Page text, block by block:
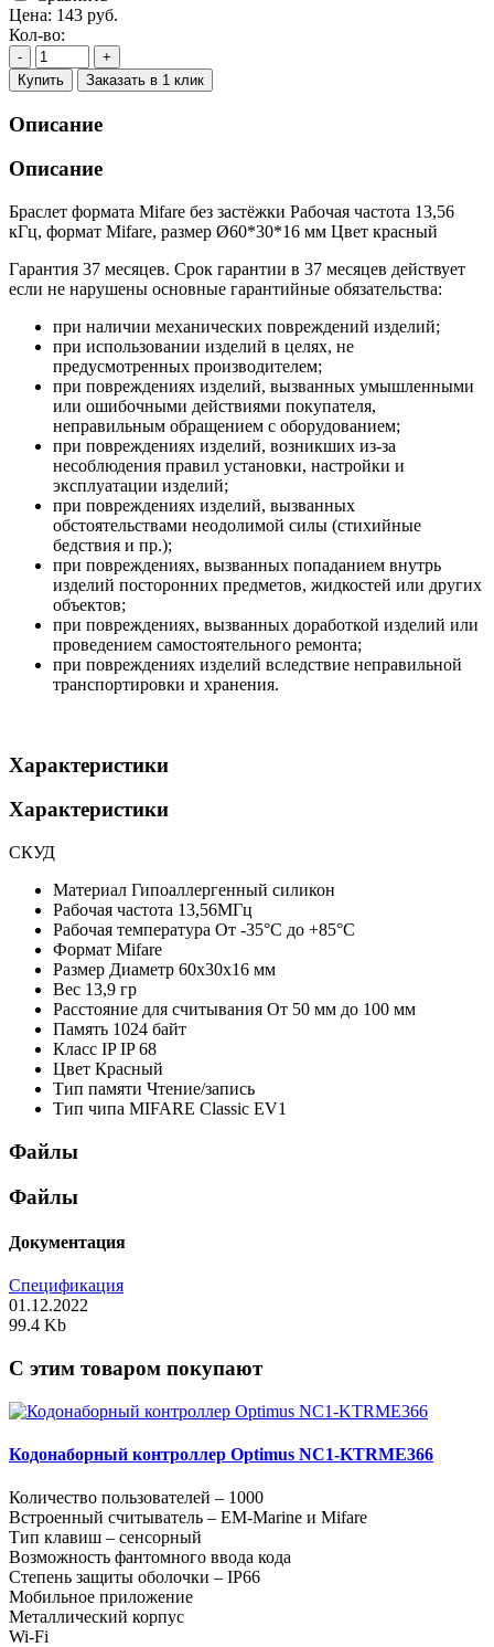
Цена: 143 руб.
Кол-во:
-
+
Купить
Заказать в 1 клик
Описание
Описание
Браслет формата Mifare без застёжки Рабочая частота 13,56
кГц, формат Mifare, размер Ø60*30*16 мм Цвет красный
Гарантия 37 месяцев. Срок гарантии в 37 месяцев действует
если не нарушены основные гарантийные обязательства:
при наличии механических повреждений изделий;
при использовании изделий в целях, не
предусмотренных производителем;
при повреждениях изделий, вызванных умышленными
или ошибочными действиями покупателя,
неправильным обращением с оборудованием;
при повреждениях изделий, возникших из-за
несоблюдения правил установки, настройки и
эксплуатации изделий;
при повреждениях изделий, вызванных
обстоятельствами неодолимой силы (стихийные
бедствия и пр.);
при повреждениях, вызванных попаданием внутрь
изделий посторонних предметов, жидкостей или других
объектов;
при повреждениях, вызванных доработкой изделий или
проведением самостоятельного ремонта;
при повреждениях изделий вследствие неправильной
транспортировки и хранения.
Характеристики
Характеристики
СКУД
Материал Гипоаллергенный силикон
Рабочая частота 13,56МГц
Рабочая температура От -35°С до +85°С
Формат Mifare
Размер Диаметр 60x30x16 мм
Вес 13,9 гр
Расстояние для считывания От 50 мм до 100 мм
Память 1024 байт
Класс IP IP 68
Цвет Красный
Тип памяти Чтение/запись
Тип чипа MIFARE Classic EV1
Файлы
Файлы
Документация
Спецификация
01.12.2022
99.4 Kb
C этим товаром покупают
Кодонаборный контроллер Optimus NC1-KTRME366
Количество пользователей – 1000
Встроенный считыватель – EM-Marine и Mifare
Тип клавиш – сенсорный
Возможность фантомного ввода кода
Степень защиты оболочки – IP66
Мобильное приложение
Металлический корпус
Wi-Fi